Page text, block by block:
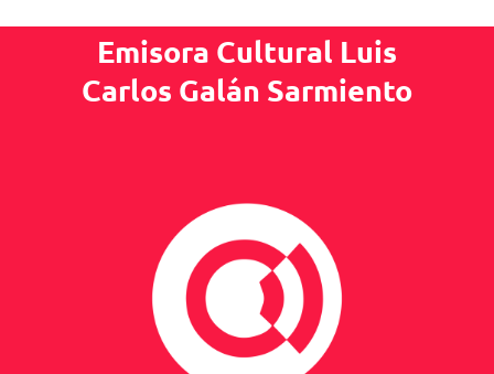
Emisora Cultural Luis
Carlos Galán Sarmiento